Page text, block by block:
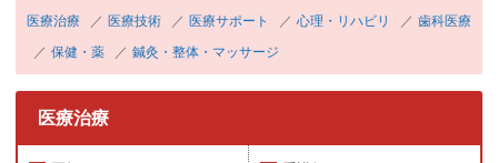
医療治療 医療技術 医療サポート 心理・リハビリ
歯科医療
保健・薬
鍼灸・整体・マッサージ
医療治療